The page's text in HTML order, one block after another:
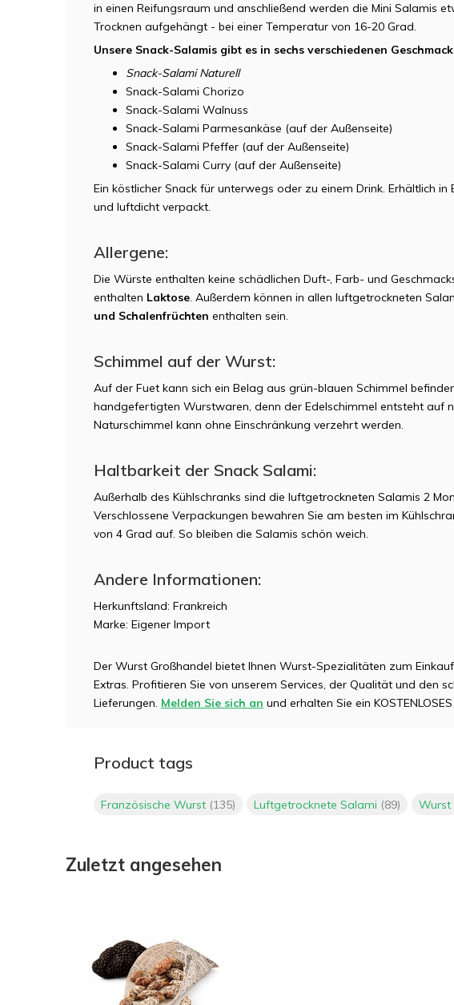
in einen Reifungsraum und anschließend werden die Mini Salamis
Trocknen aufgehängt - bei einer Temperatur von 16-20 Grad.
Unsere Snack-Salamis gibt es in sechs verschiedenen
Snack-Salami Naturell
Snack-Salami Chorizo
Snack-Salami Walnuss
Snack-Salami Parmesankäse (auf der Außenseite)
Snack-Salami Pfeffer (auf der Außenseite)
Snack-Salami Curry (auf der Außenseite)
Ein köstlicher Snack für unterwegs oder zu einem Drink. Erhältlich in
und luftdicht verpackt.
Allergene:
Die Würste enthalten keine schädlichen Duft-, Farb- und
enthalten Laktose. Außerdem können in allen luftgetrockneten
und Schalenfrüchten enthalten sein.
Schimmel auf der Wurst:
Auf der Fuet kann sich ein Belag aus grün-blauen Schimmel
handgefertigten Wurstwaren, denn der Edelschimmel entsteht auf
Naturschimmel kann ohne Einschränkung verzehrt werden.
Haltbarkeit der Snack Salami:
Außerhalb des Kühlschranks sind die luftgetrockneten Salamis 2
Verschlossene Verpackungen bewahren Sie am besten im
von 4 Grad auf. So bleiben die Salamis schön weich.
Andere Informationen:
Herkunftsland: Frankreich
Marke: Eigener Import
Der Wurst Großhandel bietet Ihnen Wurst-Spezialitäten zum
Extras. Profitieren Sie von unserem Services, der Qualität und den
Lieferungen. Melden Sie sich an und erhalten Sie ein
Product tags
Französische Wurst (135) Luftgetrocknete Salami (89) Wurst
Zuletzt angesehen